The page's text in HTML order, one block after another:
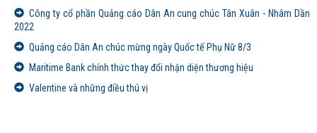
Công ty cổ phần Quảng cáo Dân An cung chúc Tân Xuân - Nhâm Dần
2022
Quảng cáo Dân An chúc mừng ngày Quốc tế Phụ Nữ 8/3
Maritime Bank chính thức thay đổi nhận diện thương hiệu
Valentine và những điều thú vị